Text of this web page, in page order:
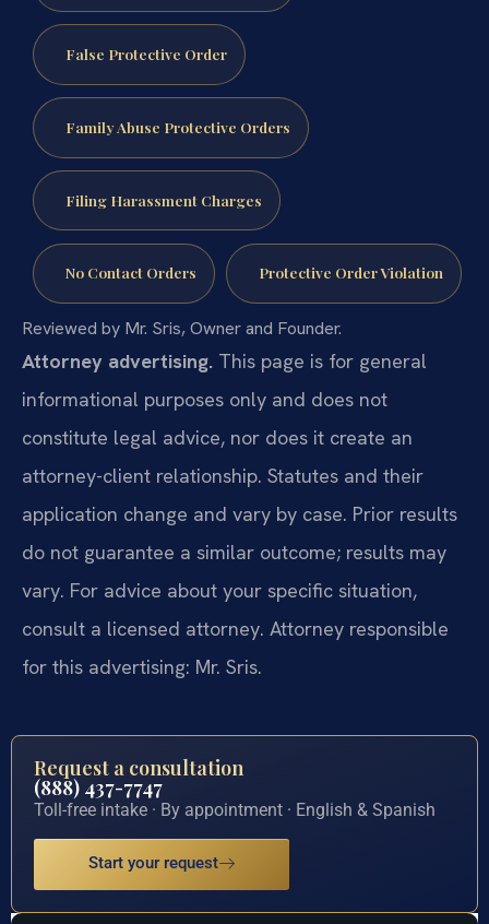
False Protective Order
Family Abuse Protective Orders
Filing Harassment Charges
No Contact Orders Protective Order Violation
Reviewed by Mr. Sris, Owner and Founder.
Attorney advertising. This page is for general
informational purposes only and does not
constitute legal advice, nor does it create an
attorney-client relationship. Statutes and their
application change and vary by case. Prior results
do not guarantee a similar outcome; results may
vary. For advice about your specific situation,
consult a licensed attorney. Attorney responsible
for this advertising: Mr. Sris.
Request a consultation
(888) 437-7747
Toll-free intake · By appointment · English & Spanish
Start your request